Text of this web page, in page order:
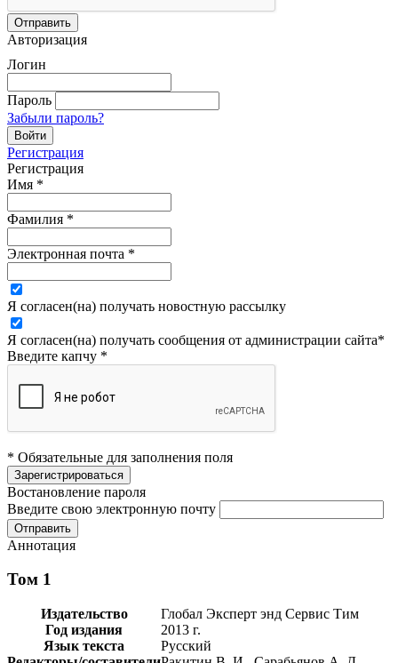
Авторизация
Логин
Пароль
Забыли пароль?
Регистрация
Регистрация
Имя *
Фамилия *
Электронная почта *
Я согласен(на) получать новостную рассылку
Я согласен(на) получать сообщения от администрации сайта*
Введите капчу *
* Обязательные для заполнения поля
Востановление пароля
Введите свою электронную почту
Аннотация
Том 1
Издательство
Глобал Эксперт энд Сервис Тим
Год издания
2013 г.
Язык текста
Русский